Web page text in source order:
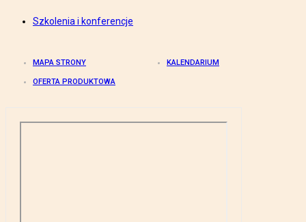
Szkolenia i konferencje
MAPA STRONY KALENDARIUM
OFERTA PRODUKTOWA